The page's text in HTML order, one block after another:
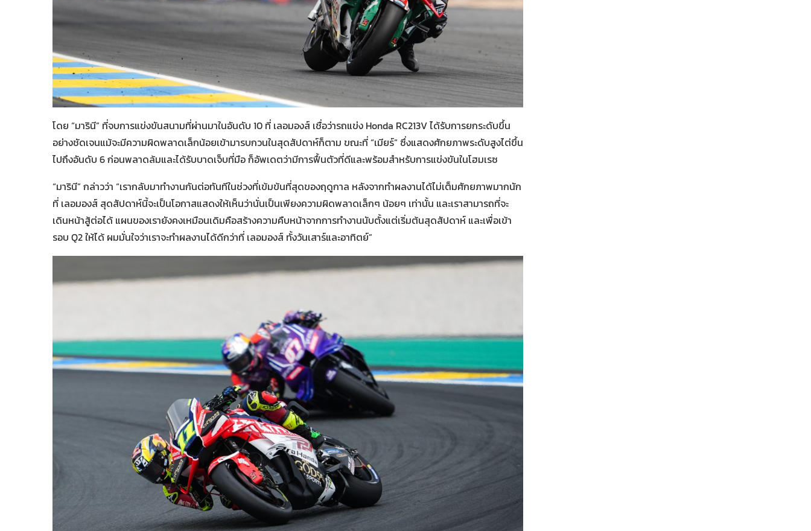
โดย “มารินี” ที่จบการแข่งขันสนามที่ผ่านมาในอันดับ 10 ที่ เลอมองส์ เชื่อว่ารถแข่ง Honda RC213V ได้รับการยกระดับขึ้น
อย่างชัดเจนแม้จะมีความผิดพลาดเล็กน้อยเข้ามารบกวนในสุดสัปดาห์ก็ตาม ขณะที่ “เมียร์” ซึ่งแสดงศักยภาพระดับสูงไต่ขึ้น
ไปถึงอันดับ 6 ก่อนพลาดล้มและได้รับบาดเจ็บที่มือ ก็อัพเดตว่ามีการฟื้นตัวที่ดีและพร้อมสำหรับการแข่งขันในโฮมเรซ
“มารินี” กล่าวว่า “เรากลับมาทำงานกันต่อทันทีในช่วงที่เข้มข้นที่สุดของฤดูกาล หลังจากทำผลงานได้ไม่เต็มศักยภาพมากนัก
ที่ เลอมองส์ สุดสัปดาห์นี้จะเป็นโอกาสแสดงให้เห็นว่านั่นเป็นเพียงความผิดพลาดเล็กๆ น้อยๆ เท่านั้น และเราสามารถที่จะ
เดินหน้าสู้ต่อได้ แผนของเรายังคงเหมือนเดิมคือสร้างความคืบหน้าจากการทำงานนับตั้งแต่เริ่มต้นสุดสัปดาห์ และเพื่อเข้า
รอบ Q2 ให้ได้ ผมมั่นใจว่าเราจะทำผลงานได้ดีกว่าที่ เลอมองส์ ทั้งวันเสาร์และอาทิตย์”